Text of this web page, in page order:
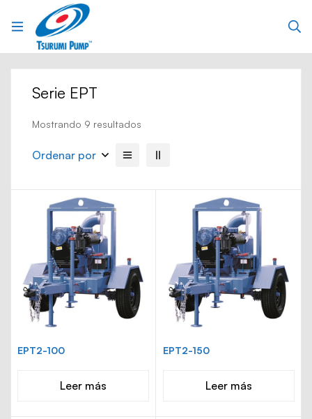
Serie EPT
Mostrando 9 resultados
Ordenar por
EPT2-100
Leer más
EPT2-150
Leer más